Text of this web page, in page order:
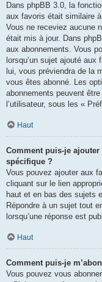
Dans phpBB 3.0, la
aux favoris était similaire
Vous ne receviez aucune
était mis à jour. Dans
aux abonnements. Vous
lorsqu’un sujet ajouté aux
lui, vous préviendra de la
vous êtes abonné. Les
abonnements peuvent
l’utilisateur, sous les «
Haut
Comment puis-je
spécifique ?
Vous pouvez ajouter aux
cliquant sur le lien
haut et en bas des sujets
Répondre à un sujet tout
lorsqu’une réponse est
Haut
Comment puis-je
Vous pouvez vous